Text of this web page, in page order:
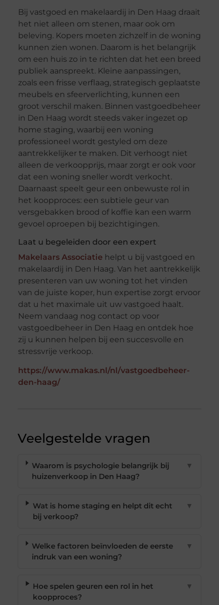
Bij vastgoed en makelaardij in Den Haag draait
het niet alleen om stenen, maar ook om
beleving. Kopers moeten zichzelf in de woning
kunnen zien wonen. Daarom is het belangrijk
om een huis zo in te richten dat het een breed
publiek aanspreekt. Kleine aanpassingen,
zoals een frisse verflaag, strategisch geplaatste
meubels en sfeerverlichting, kunnen een
groot verschil maken. Binnen vastgoedbeheer
in Den Haag wordt steeds vaker ingezet op
home staging, waarbij een woning
professioneel wordt gestyled om deze
aantrekkelijker te maken. Dit verhoogt niet
alleen de verkoopprijs, maar zorgt er ook voor
dat een woning sneller wordt verkocht.
Daarnaast speelt geur een onbewuste rol in
het koopproces: een subtiele geur van
versgebakken brood of koffie kan een warm
gevoel oproepen bij bezichtigingen.
Laat u begeleiden door een expert
Makelaars Associatie helpt u bij vastgoed en
makelaardij in Den Haag. Van het aantrekkelijk
presenteren van uw woning tot het vinden
van de juiste koper, hun expertise zorgt ervoor
dat u het maximale uit uw vastgoed haalt.
Neem vandaag nog contact op voor
vastgoedbeheer in Den Haag en ontdek hoe
zij u kunnen helpen bij een succesvolle en
stressvrije verkoop.
https://www.makas.nl/nl/vastgoedbeheer-
den-haag/
Veelgestelde vragen
Waarom is psychologie belangrijk bij
huizenverkoop in Den Haag?
▼
Wat is home staging en helpt dit echt
bij verkoop?
▼
Welke factoren beïnvloeden de eerste
indruk van een woning?
▼
Hoe spelen geuren een rol in het
koopproces?
▼